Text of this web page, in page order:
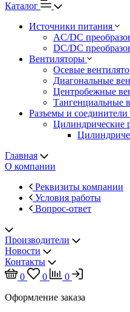
Каталог
Источники питания
AC/DC
DC/DC
Вентиляторы
Осевые
Диагональные
Центробежные
Тангенциальные
Разъемы и соединители
Цилиндрические
Главная
О компании
Реквизиты компании
Условия работы
Вопрос-ответ
Производители
Новости
Контакты
0
0
0
Оформление заказа